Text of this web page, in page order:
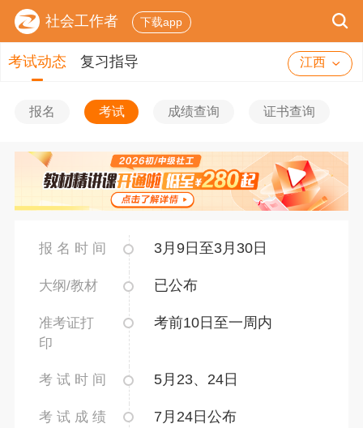
社会工作者 下载app
考试动态 复习指导 江西
报名 考试 成绩查询 证书查询
报 名 时 间 3月9日至3月30日
大纲/教材 已公布
准考证打
印
考前10日至一周内
考 试 时 间 5月23、24日
考 试 成 绩 7月24日公布